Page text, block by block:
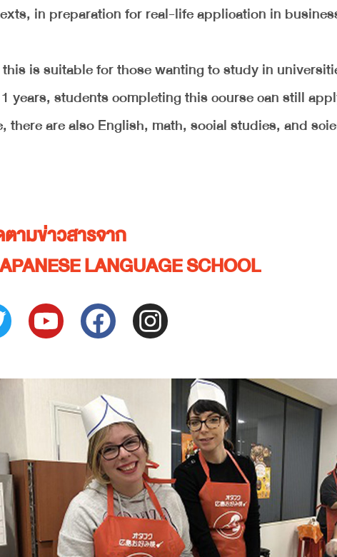
in preparation for real-life application in
is suitable for those wanting to study in
years, students completing this course can still
there are also English, math, social studies, and
ามข่าวสารจาก
LANGUAGE SCHOOL